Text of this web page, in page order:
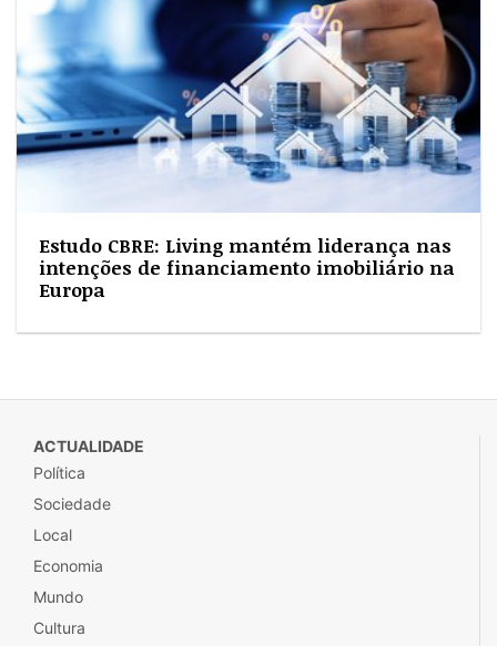
Estudo CBRE: Living mantém liderança nas
intenções de financiamento imobiliário na
Europa
ACTUALIDADE
Política
Sociedade
Local
Economia
Mundo
Cultura